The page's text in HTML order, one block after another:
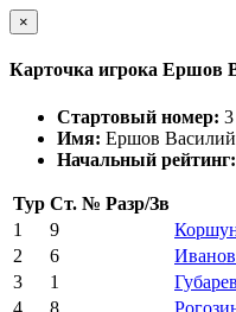
×
Карточка игрока Ершов
Стартовый номер: 3
Имя: Ершов Василий
Начальный рейтинг:
Тур Ст. № Разр/Зв
1
9
2
6
3
1
4
8